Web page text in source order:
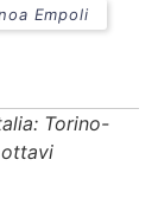
Empoli
Torino-
ottavi